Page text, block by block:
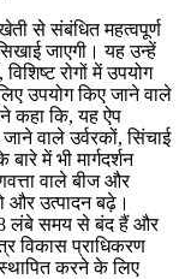
से संबंधित महत्वपूर्ण
जाएगी। यह उन्हें
रोगों में उपयोग
उपयोग किए जाने वाले
कहा कि, यह ऐप
वाले उर्वरकों, सिंचाई
में भी मार्गदर्शन
वाले बीज और
और उत्पादन बढ़े।
8 लंबे समय से बंद हैं और
विकास प्राधिकरण
स्थापित करने के लिए